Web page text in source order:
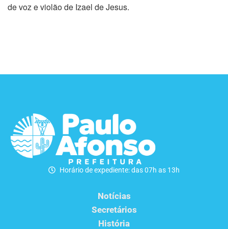
de voz e violão de Izael de Jesus.
Horário de expediente: das 07h as 13h
Notícias
Secretários
História